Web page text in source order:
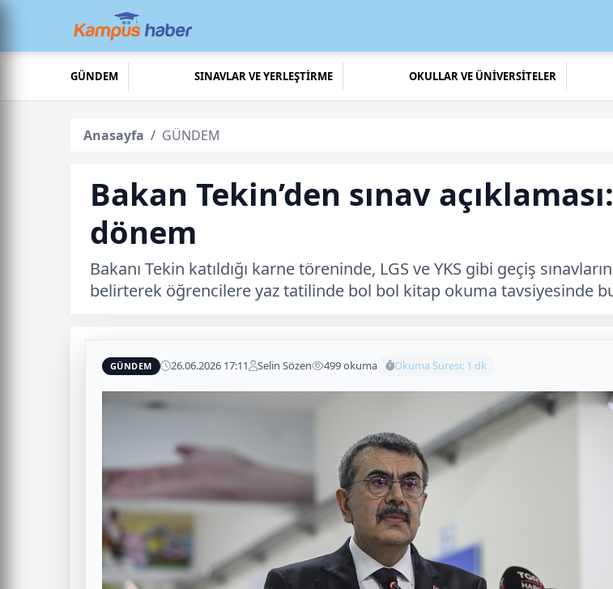
GÜNDEM SINAVLAR VE YERLEŞTİRME OKULLAR VE ÜNİVERSİTELER
Anasayfa GÜNDEM
Bakan Tekin’den sınav
dönem
Bakanı Tekin katıldığı karne töreninde, LGS ve YKS gibi geçiş
belirterek öğrencilere yaz tatilinde bol bol kitap okuma tavsiyesinde
GÜNDEM 26.06.2026 17:11 Selin Sözen 499 okuma Okuma Süresi: 1 dk